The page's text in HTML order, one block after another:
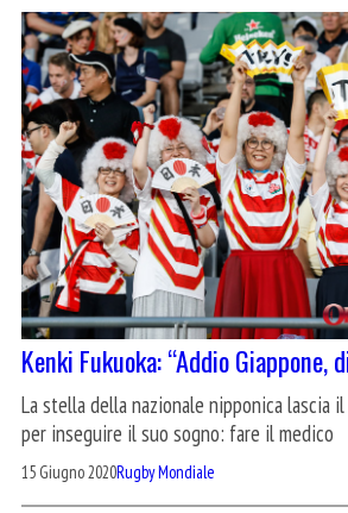
Kenki Fukuoka: “Addio Giappone,
La stella della nazionale nipponica lascia
per inseguire il suo sogno: fare il medico
15 Giugno 2020Rugby Mondiale